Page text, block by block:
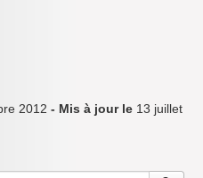
2012 - Mis à jour le 13 juillet